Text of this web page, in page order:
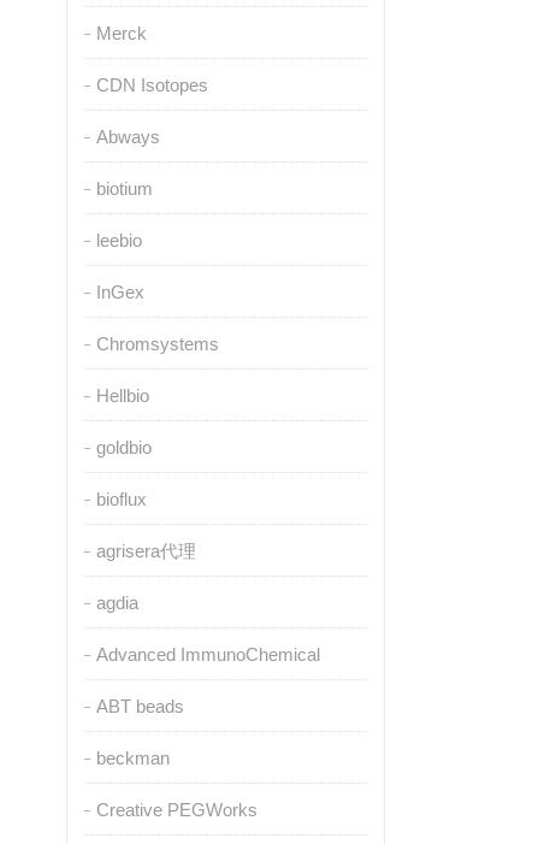
Merck
CDN Isotopes
Abways
biotium
leebio
InGex
Chromsystems
Hellbio
goldbio
bioflux
agrisera代理
agdia
Advanced ImmunoChemical
ABT beads
beckman
Creative PEGWorks